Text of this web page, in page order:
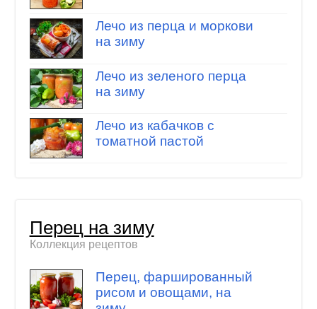
Лечо из перца и моркови
на зиму
Лечо из зеленого перца
на зиму
Лечо из кабачков с
томатной пастой
Перец на зиму
Коллекция рецептов
Перец, фаршированный
рисом и овощами, на